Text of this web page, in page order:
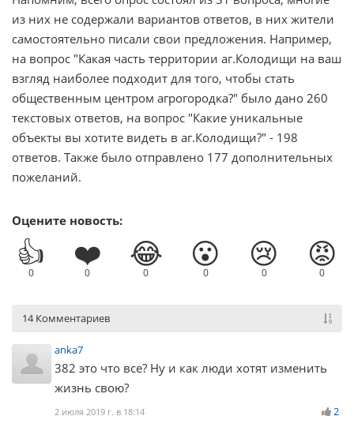
из них не содержали вариантов ответов, в них жители
самостоятельно писали свои предложения. Например,
на вопрос "Какая часть территории аг.Колодищи на ваш
взгляд наиболее подходит для того, чтобы стать
общественным центром агрогородка?" было дано 260
текстовых ответов, на вопрос "Какие уникальные
объекты вы хотите видеть в аг.Колодищи?" - 198
ответов. Также было отправлено 177 дополнительных
пожеланий.
Оцените новость:
👍
0
❤️
0
😂
0
😮
0
😢
0
😡
0
14 Комментариев
anka7
382 это что все? Ну и как люди хотят изменить
жизнь свою?
2 июля 2019 г. в 18:14 2